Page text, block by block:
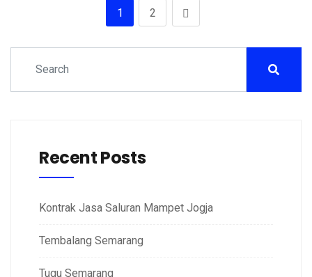
1 2
Recent Posts
Kontrak Jasa Saluran Mampet Jogja
Tembalang Semarang
Tugu Semarang